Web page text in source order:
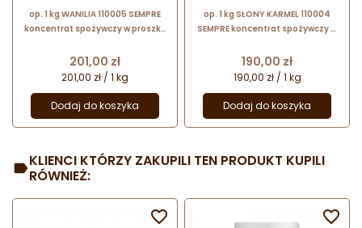
op. 1 kg WANILIA 110005 SEMPRE
koncentrat spożywczy w proszku
bazie aromatów naturalnych
Cena
201,00 zł
201,00 zł / 1 kg
Dodaj do koszyka
op. 1 kg SŁONY KARMEL 110004
SEMPRE koncentrat spożywczy w
- na bazie aromatów naturalnych
Cena
190,00 zł
190,00 zł / 1 kg
Dodaj do koszyka
KLIENCI KTÓRZY ZAKUPILI TEN PRODUKT KUPILI
RÓWNIEŻ:
 